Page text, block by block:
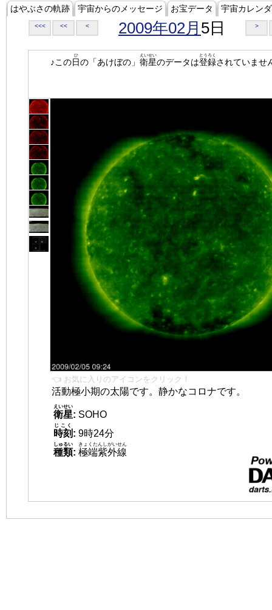
はやぶさの軌跡 宇宙からのメッセージ お宝データ 宇宙カレン
<<< << < 2009年02月 5日 >
♪この日
ひ
の「あけぼの」 衛星
えいせい
のデータは登録
とうろく
されていませ
👈 お気に入りのアイコンをクリック！
活動極小期の太陽です。静かなコロナです。
衛星
えいせい
: SOHO
時刻
じこく
: 9時24分
種類
しゅるい
: 極端紫外線
きょくたんしがいせん